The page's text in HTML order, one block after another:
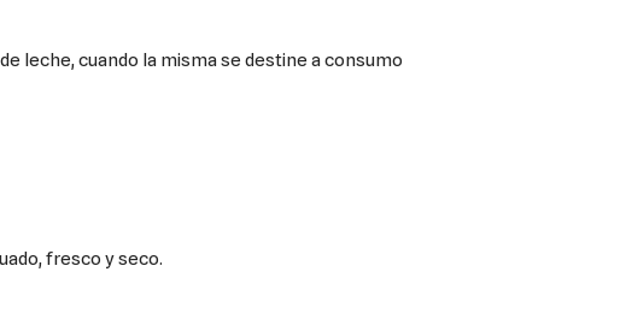
leche, cuando la misma se destine a consumo
fresco y seco.